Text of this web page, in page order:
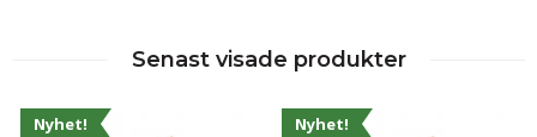
Senast visade produkter
Nyhet! Nyhet!